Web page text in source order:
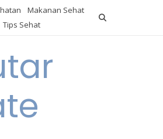
Makanan Sehat
Tips Sehat